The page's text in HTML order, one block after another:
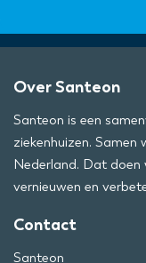
Over Santeon
Santeon is een
ziekenhuizen.
Nederland. Dat doen
vernieuwen en
Contact
Santeon